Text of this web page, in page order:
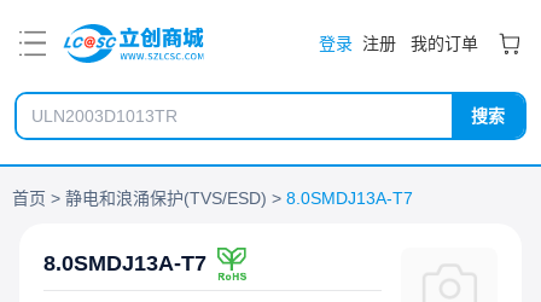
登录 注册 我的订单
搜索
首页 静电和浪涌保护(TVS/ESD) 8.0SMDJ13A-T7
8.0SMDJ13A-T7